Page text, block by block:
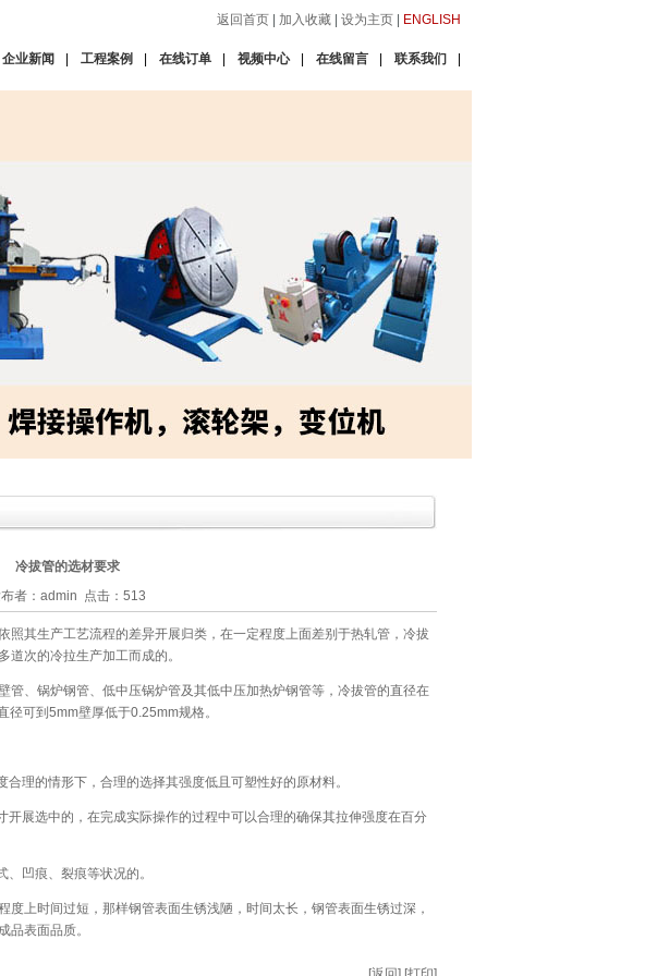
返回首页 加入收藏 设为主页 ENGLISH
企业新闻 工程案例 在线订单 视频中心 在线留言 联系我们
冷拔管的选材要求
者：admin 点击：513
照其生产工艺流程的差异开展归类，在一定程度上面差别于热轧管，冷拔
次的冷拉生产加工而成的。
管、锅炉钢管、低中压锅炉管及其低中压加热炉钢管等，冷拔管的直径在
可到5mm壁厚低于0.25mm规格。
理的情形下，合理的选择其强度低且可塑性好的原材料。
展选中的，在完成实际操作的过程中可以合理的确保其拉伸强度在百分
凹痕、裂痕等状况的。
上时间过短，那样钢管表面生锈浅陋，时间太长，钢管表面生锈过深，
品表面品质。